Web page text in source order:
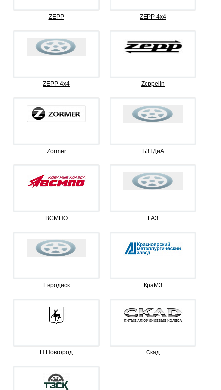
ZEPP ZEPP 4x4
ZEPP 4х4 Zeppelin
Zormer БЗТДиА
ВСМПО ГАЗ
Евродиск КраМЗ
Н.Новгород Скад